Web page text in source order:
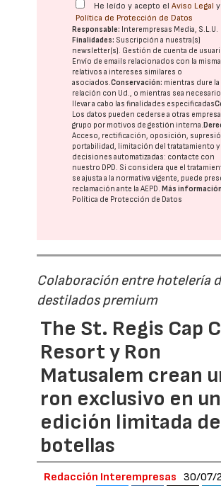
He leído y acepto elAviso Legal
Política de Protección de Datos
Responsable: Interempresas Media, S.L.U.
Finalidades: Suscripción a nuestra(s)
newsletter(s). Gestión de cuenta de
Envío de emails relacionados con la
relativos a intereses similares o
asociados.Conservación: mientras dure la
relación con Ud., o mientras sea necesario
llevar a cabo las finalidades especificadas
Los datos pueden cederse a otras
grupo por motivos de gestión interna.
Acceso, rectificación, oposición,
portabilidad, limitación del tratatamiento y
decisiones automatizadas: contacte con
nuestro DPD. Si considera que el
se ajusta a la normativa vigente, puede
reclamación ante laAEPD. Más
Política de Protección de Datos
Colaboración entre hotelería
destilados premium
The St. Regis Cap
Resort y Ron
Matusalem crean
ron exclusivo en
edición limitada
botellas
Redacción Interempresas 30/07/